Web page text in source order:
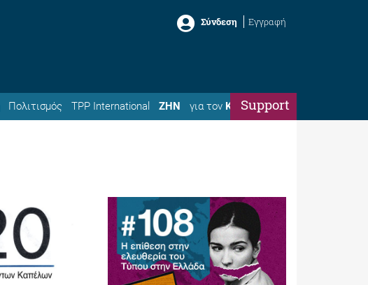
Σύνδεση Εγγραφή
Πολιτισμός TPP International ΖΗΝ για τον ΚώσταSupport